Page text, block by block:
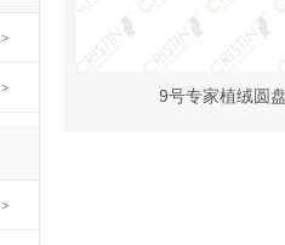
>
>
>
9号专家植绒圆